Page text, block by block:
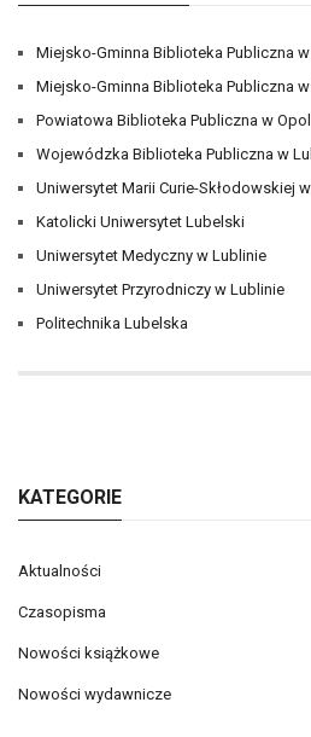
Miejsko-Gminna Biblioteka Publiczna
Miejsko-Gminna Biblioteka Publiczna
Powiatowa Biblioteka Publiczna w
Wojewódzka Biblioteka Publiczna w
Uniwersytet Marii Curie-Skłodowskiej
Katolicki Uniwersytet Lubelski
Uniwersytet Medyczny w Lublinie
Uniwersytet Przyrodniczy w Lublinie
Politechnika Lubelska
KATEGORIE
Aktualności
Czasopisma
Nowości książkowe
Nowości wydawnicze